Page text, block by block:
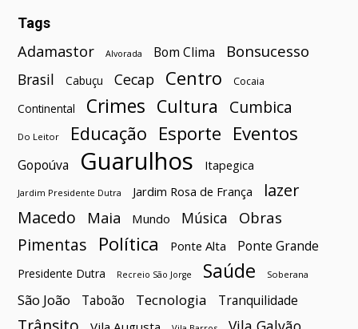
Tags
Adamastor Alvorada Bom Clima Bonsucesso
Brasil Cabuçu Cecap Centro Cocaia
Continental Crimes Cultura Cumbica
Do Leitor Educação Esporte Eventos
Gopoúva Guarulhos Itapegica
Jardim Presidente Dutra Jardim Rosa de França
lazer
Macedo
Maia Mundo Música Obras
Pimentas Política Ponte Alta Ponte Grande
Presidente Dutra Recreio São Jorge Saúde Soberana
São João Taboão Tecnologia Tranquilidade